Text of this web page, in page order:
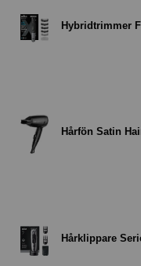
Hybridtrimmer
Hårfön Satin
Hårklippare